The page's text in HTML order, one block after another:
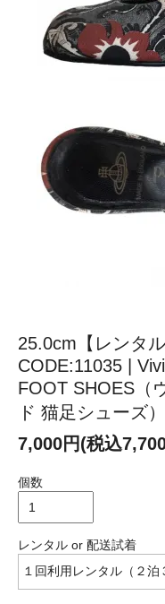
25.0cm【レンタ
CODE:11035 |
FOOT SHOES（
ド 猫足シューズ）
7,000円(税込
個数
レンタル or 配送試着